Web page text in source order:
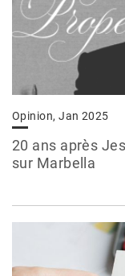
Opinion, Jan 2025
20 ans après
sur Marbella